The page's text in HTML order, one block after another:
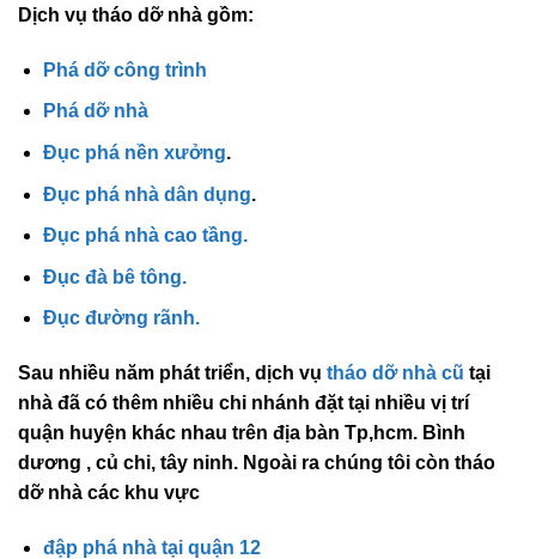
Dịch vụ tháo dỡ nhà gồm:
Phá dỡ công trình
Phá dỡ nhà
Đục phá nền xưởng
Đục phá nhà dân dụng
Đục phá nhà cao tầng.
Đục đà bê tông.
Đục đường rãnh.
Sau nhiều năm phát triển, dịch vụ tháo dỡ nhà cũ tại
nhà đã có thêm nhiều chi nhánh đặt tại nhiều vị trí
quận huyện khác nhau trên địa bàn Tp,hcm. Bình
dương , củ chi, tây ninh. Ngoài ra chúng tôi còn tháo
dỡ nhà các khu vực
đập phá nhà tại quận 12